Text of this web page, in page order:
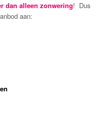
dan alleen zonwering! Dus
aan: